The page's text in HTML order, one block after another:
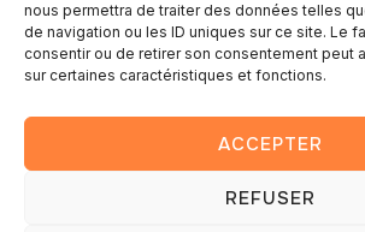
nous permettra de traiter des données telles
de navigation ou les ID uniques sur ce site. Le
consentir ou de retirer son consentement peut
sur certaines caractéristiques et fonctions.
ACCEPTER
REFUSER
Shooting avec
Prestige Lorraine